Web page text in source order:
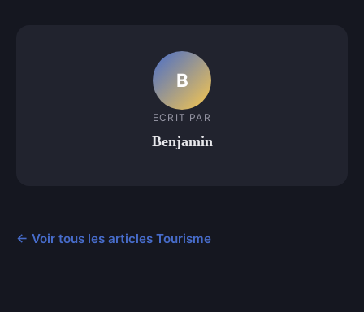
B
ECRIT PAR
Benjamin
← Voir tous les articles Tourisme